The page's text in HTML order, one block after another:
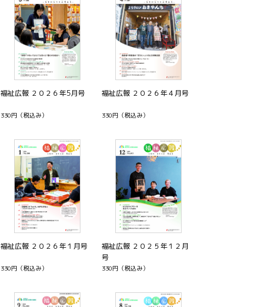
福祉広報 ２０２６年5月号
330円 （税込み）
福祉広報 ２０２６年４月号
330円 （税込み）
福祉広報 ２０２６年１月号
330円 （税込み）
福祉広報 ２０２５年１２月
号
330円 （税込み）